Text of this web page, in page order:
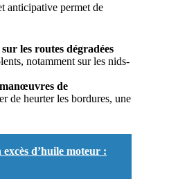
anticipative permet de
les routes dégradées
notamment sur les nids-
de
de heurter les bordures, une
excès d’huile moteur :